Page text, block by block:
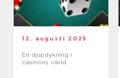
12. augusti 2025
En djupdykning i
casinons värld